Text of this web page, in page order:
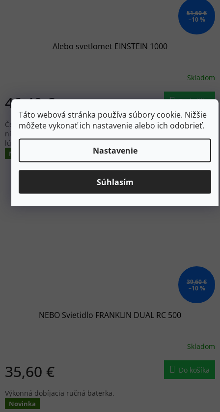
Táto webová stránka používa súbory cookie. Nižšie
môžete vykonať ich nastavenie alebo ich odobrieť.
Nastavenie
Súhlasím
51,60 €
–10 %
Alebo svetlomet EINSTEIN 1000
Skladom
46,40 € Do košíka
Čelovka Einstein 1000 Flex od spoločnosti Nebo je
nízkoprofilová kompaktná čelovka so svietivosťou až 1000
lúmenov a 5 svetelnými režimami.
Novinka
39,60 €
–10 %
NEBO Svietidlo FRANKLIN DUAL RC 500
Skladom
35,60 € Do košíka
Výkonná dobíjacia ručná baterka.
Novinka